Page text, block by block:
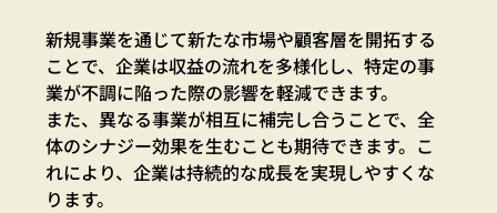
新規事業を通じて新たな市場や顧客層を開拓する
ことで、企業は収益の流れを多様化し、特定の事
業が不調に陥った際の影響を軽減できます。
また、異なる事業が相互に補完し合うことで、全
体のシナジー効果を生むことも期待できます。こ
れにより、企業は持続的な成長を実現しやすくな
ります。